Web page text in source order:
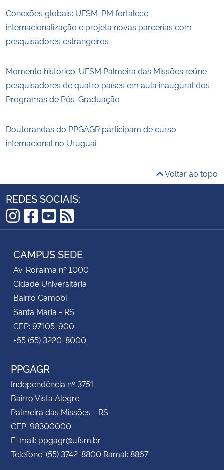
Conexões globais: UFSM-PM fortalece
internacionalização e projeta novas parcerias com
pesquisadores estrangeiros
Momento histórico: UFSM Palmeira das Missões reúne
pesquisadores de quatro países em aula inaugural dos
Programas de Pós-Graduação
Doutorandas do PPGAGR participam de curso
internacional no Uruguai
Voltar ao topo
REDES SOCIAIS:
Instagram
Facebook
YouTube
RSS
CAMPUS SEDE
Av. Roraima nº 1000
Cidade Universitária
Bairro Camobi
Santa Maria - RS
CEP: 97105-900
+55 (55) 3220-8000
PPGAGR
Independência nº 3751
Bairro Vista Alegre
Palmeira das Missões - RS
CEP: 98300000
E-mail: ppgagr@ufsm.br
Telefone: (55) 3742-8800 Ramal: 8867